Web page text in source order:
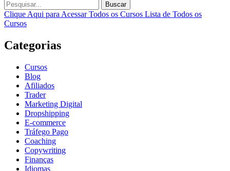
Buscar
Clique Aqui para Acessar Todos os Cursos Lista de Todos os
Cursos
Categorias
Cursos
Blog
Afiliados
Trader
Marketing Digital
Dropshipping
E-commerce
Tráfego Pago
Coaching
Copywriting
Finanças
Idiomas